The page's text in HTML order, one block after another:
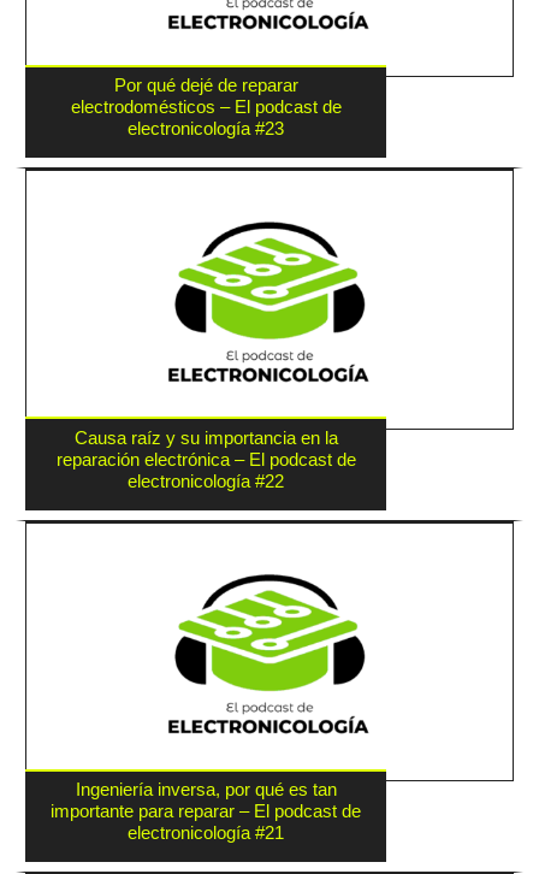
Por qué dejé de reparar
electrodomésticos – El podcast de
electronicología #23
Causa raíz y su importancia en la
reparación electrónica – El podcast de
electronicología #22
Ingeniería inversa, por qué es tan
importante para reparar – El podcast de
electronicología #21